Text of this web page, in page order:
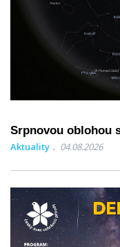
Srpnovou oblohou
Aktuality 04.08.2026